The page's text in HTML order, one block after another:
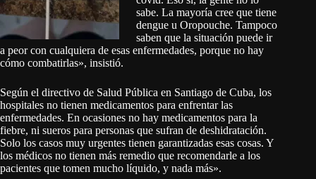
sabe. La mayoría cree que tiene
dengue u Oropouche. Tampoco
saben que la situación puede ir
a peor con cualquiera de esas enfermedades, porque no hay
cómo combatirlas», insistió.
Según el directivo de Salud Pública en Santiago de Cuba, los
hospitales no tienen medicamentos para enfrentar las
enfermedades. En ocasiones no hay medicamentos para la
fiebre, ni sueros para personas que sufran de deshidratación.
Solo los casos muy urgentes tienen garantizadas esas cosas. Y
los médicos no tienen más remedio que recomendarle a los
pacientes que tomen mucho líquido, y nada más».